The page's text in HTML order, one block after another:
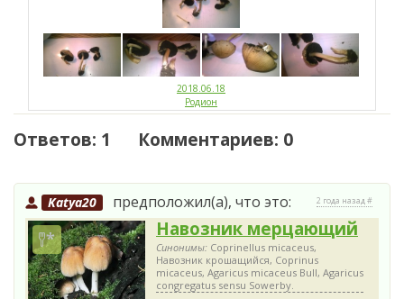
2018.06.18
Родион
Ответов: 1 Комментариев: 0
Katya20 предположил(а), что это: 2 года назад #
Навозник мерцающий
Синонимы: Coprinellus micaceus,
Навозник крошащийся, Coprinus
micaceus, Agaricus micaceus Bull, Agaricus
congregatus sensu Sowerby.